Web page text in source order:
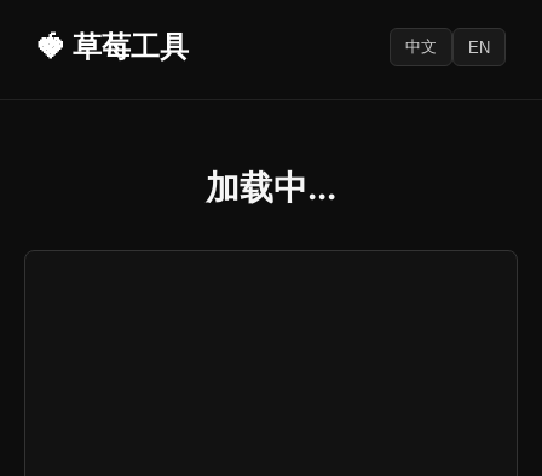
🍓 草莓工具 中文 EN
加载中...